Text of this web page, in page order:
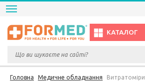
КАТАЛОГ
Головна Медичне обладнання Витратоміри